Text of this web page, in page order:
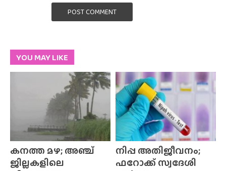
POST COMMENT
YOU MAY LIKE
കനത്ത മഴ; അഞ്ച്
ജില്ലകളിലെ
നിപ്പ അതിജീവനം;
ഫറോക്ക് സ്വദേശി